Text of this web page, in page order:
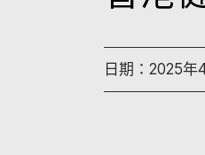
日期：2025年